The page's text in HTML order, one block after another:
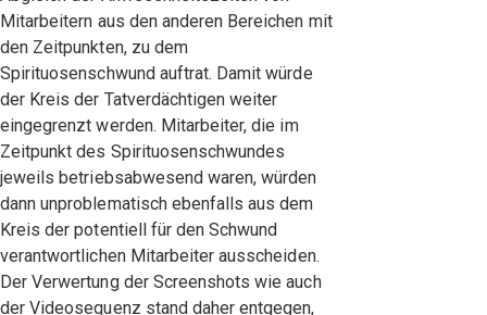
Mitarbeitern aus den anderen Bereichen mit
den Zeitpunkten, zu dem
Spirituosenschwund auftrat. Damit würde
der Kreis der Tatverdächtigen weiter
eingegrenzt werden. Mitarbeiter, die im
Zeitpunkt des Spirituosenschwundes
jeweils betriebsabwesend waren, würden
dann unproblematisch ebenfalls aus dem
Kreis der potentiell für den Schwund
verantwortlichen Mitarbeiter ausscheiden.
Der Verwertung der Screenshots wie auch
der Videosequenz stand daher entgegen,